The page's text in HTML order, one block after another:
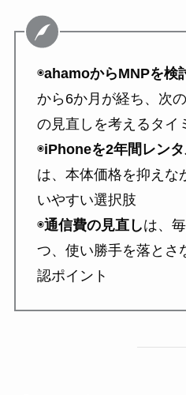
◉ahamoからMNPを検
から6か月が経ち、次
の見直しを考えるタイ
◉iPhoneを2年間レン
は、本体価格を抑えな
いやすい選択肢
◉通信費の見直しは、
つ、使い勝手を落とさ
認ポイント